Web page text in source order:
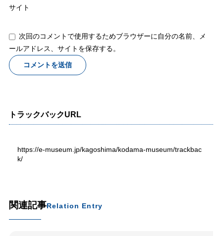
サイト
次回のコメントで使用するためブラウザーに自分の名前、メ
ールアドレス、サイトを保存する。
トラックバックURL
https://e-museum.jp/kagoshima/kodama-museum/trackbac
k/
関連記事Relation Entry